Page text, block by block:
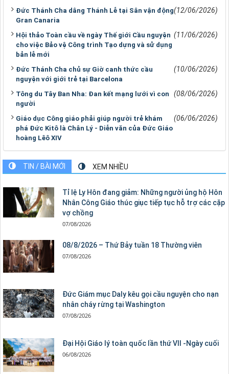
Đức Thánh Cha dâng Thánh Lễ tại Sân vận động
Gran Canaria
(12/06/2026)
Hội thảo Toàn cầu về ngày Thế giới Cầu nguyện
cho việc Bảo vệ Công trình Tạo dựng và sử dụng
bản lễ mới
(11/06/2026)
Đức Thánh Cha chủ sự Giờ canh thức cầu
nguyện với giới trẻ tại Barcelona
(10/06/2026)
Tông du Tây Ban Nha: Đan kết mạng lưới vì con
người
(08/06/2026)
Giáo dục Công giáo phải giúp người trẻ khám
phá Đức Kitô là Chân Lý - Diễn văn của Đức Giáo
hoàng Lêô XIV
(06/06/2026)
TIN / BÀI MỚI XEM NHIỀU
Tỉ lệ Ly Hôn đang giảm: Những người ủng hộ Hôn
Nhân Công Giáo thúc giục tiếp tục hỗ trợ các cặp
vợ chồng
07/08/2026
08/8/2026 – Thứ Bảy tuần 18 Thường viên
07/08/2026
Đức Giám mục Daly kêu gọi cầu nguyện cho nạn
nhân cháy rừng tại Washington
07/08/2026
Đại Hội Giáo lý toàn quốc lần thứ VII -Ngày cuối
06/08/2026